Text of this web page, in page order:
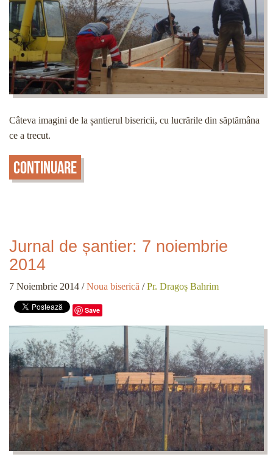
Câteva imagini de la șantierul bisericii, cu lucrările din săptămâna
ce a trecut.
Continuare
Jurnal de șantier: 7 noiembrie
2014
7 Noiembrie 2014 /Noua biserică /Pr. Dragoș Bahrim
Save